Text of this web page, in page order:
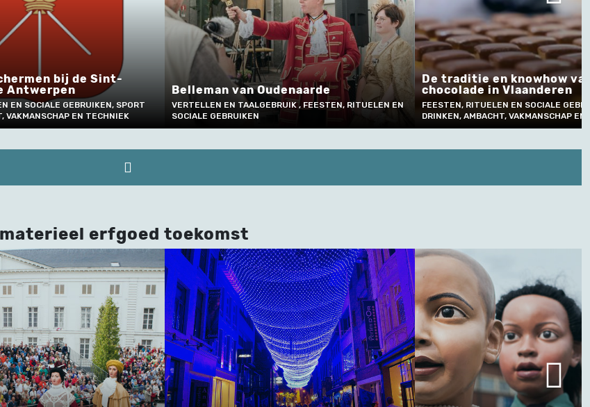
, FEESTEN, RITUELEN EN
De traditie en knowhow van Belgische
chocolade in Vlaanderen
FEESTEN, RITUELEN EN SOCIALE GEBRUIKEN, ETEN EN
DRINKEN, AMBACHT, VAKMANSCHAP EN TECHNIEK
Reuzentraditie
Turpijn II
FEESTEN, RITUELEN EN SOCIALE
erfgoed toekomst